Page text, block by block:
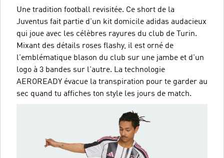
Une tradition football revisitée. Ce short de la
Juventus fait partie d'un kit domicile adidas audacieux
qui joue avec les célèbres rayures du club de Turin.
Mixant des détails roses flashy, il est orné de
l'emblématique blason du club sur une jambe et d'un
logo à 3 bandes sur l'autre. La technologie
AEROREADY évacue la transpiration pour te garder au
sec quand tu affiches ton style les jours de match.